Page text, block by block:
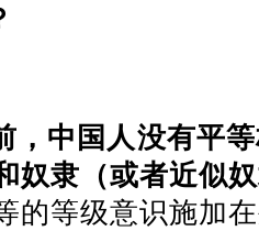
，中国人没有平
奴隶（或者近似
的等级意识施加